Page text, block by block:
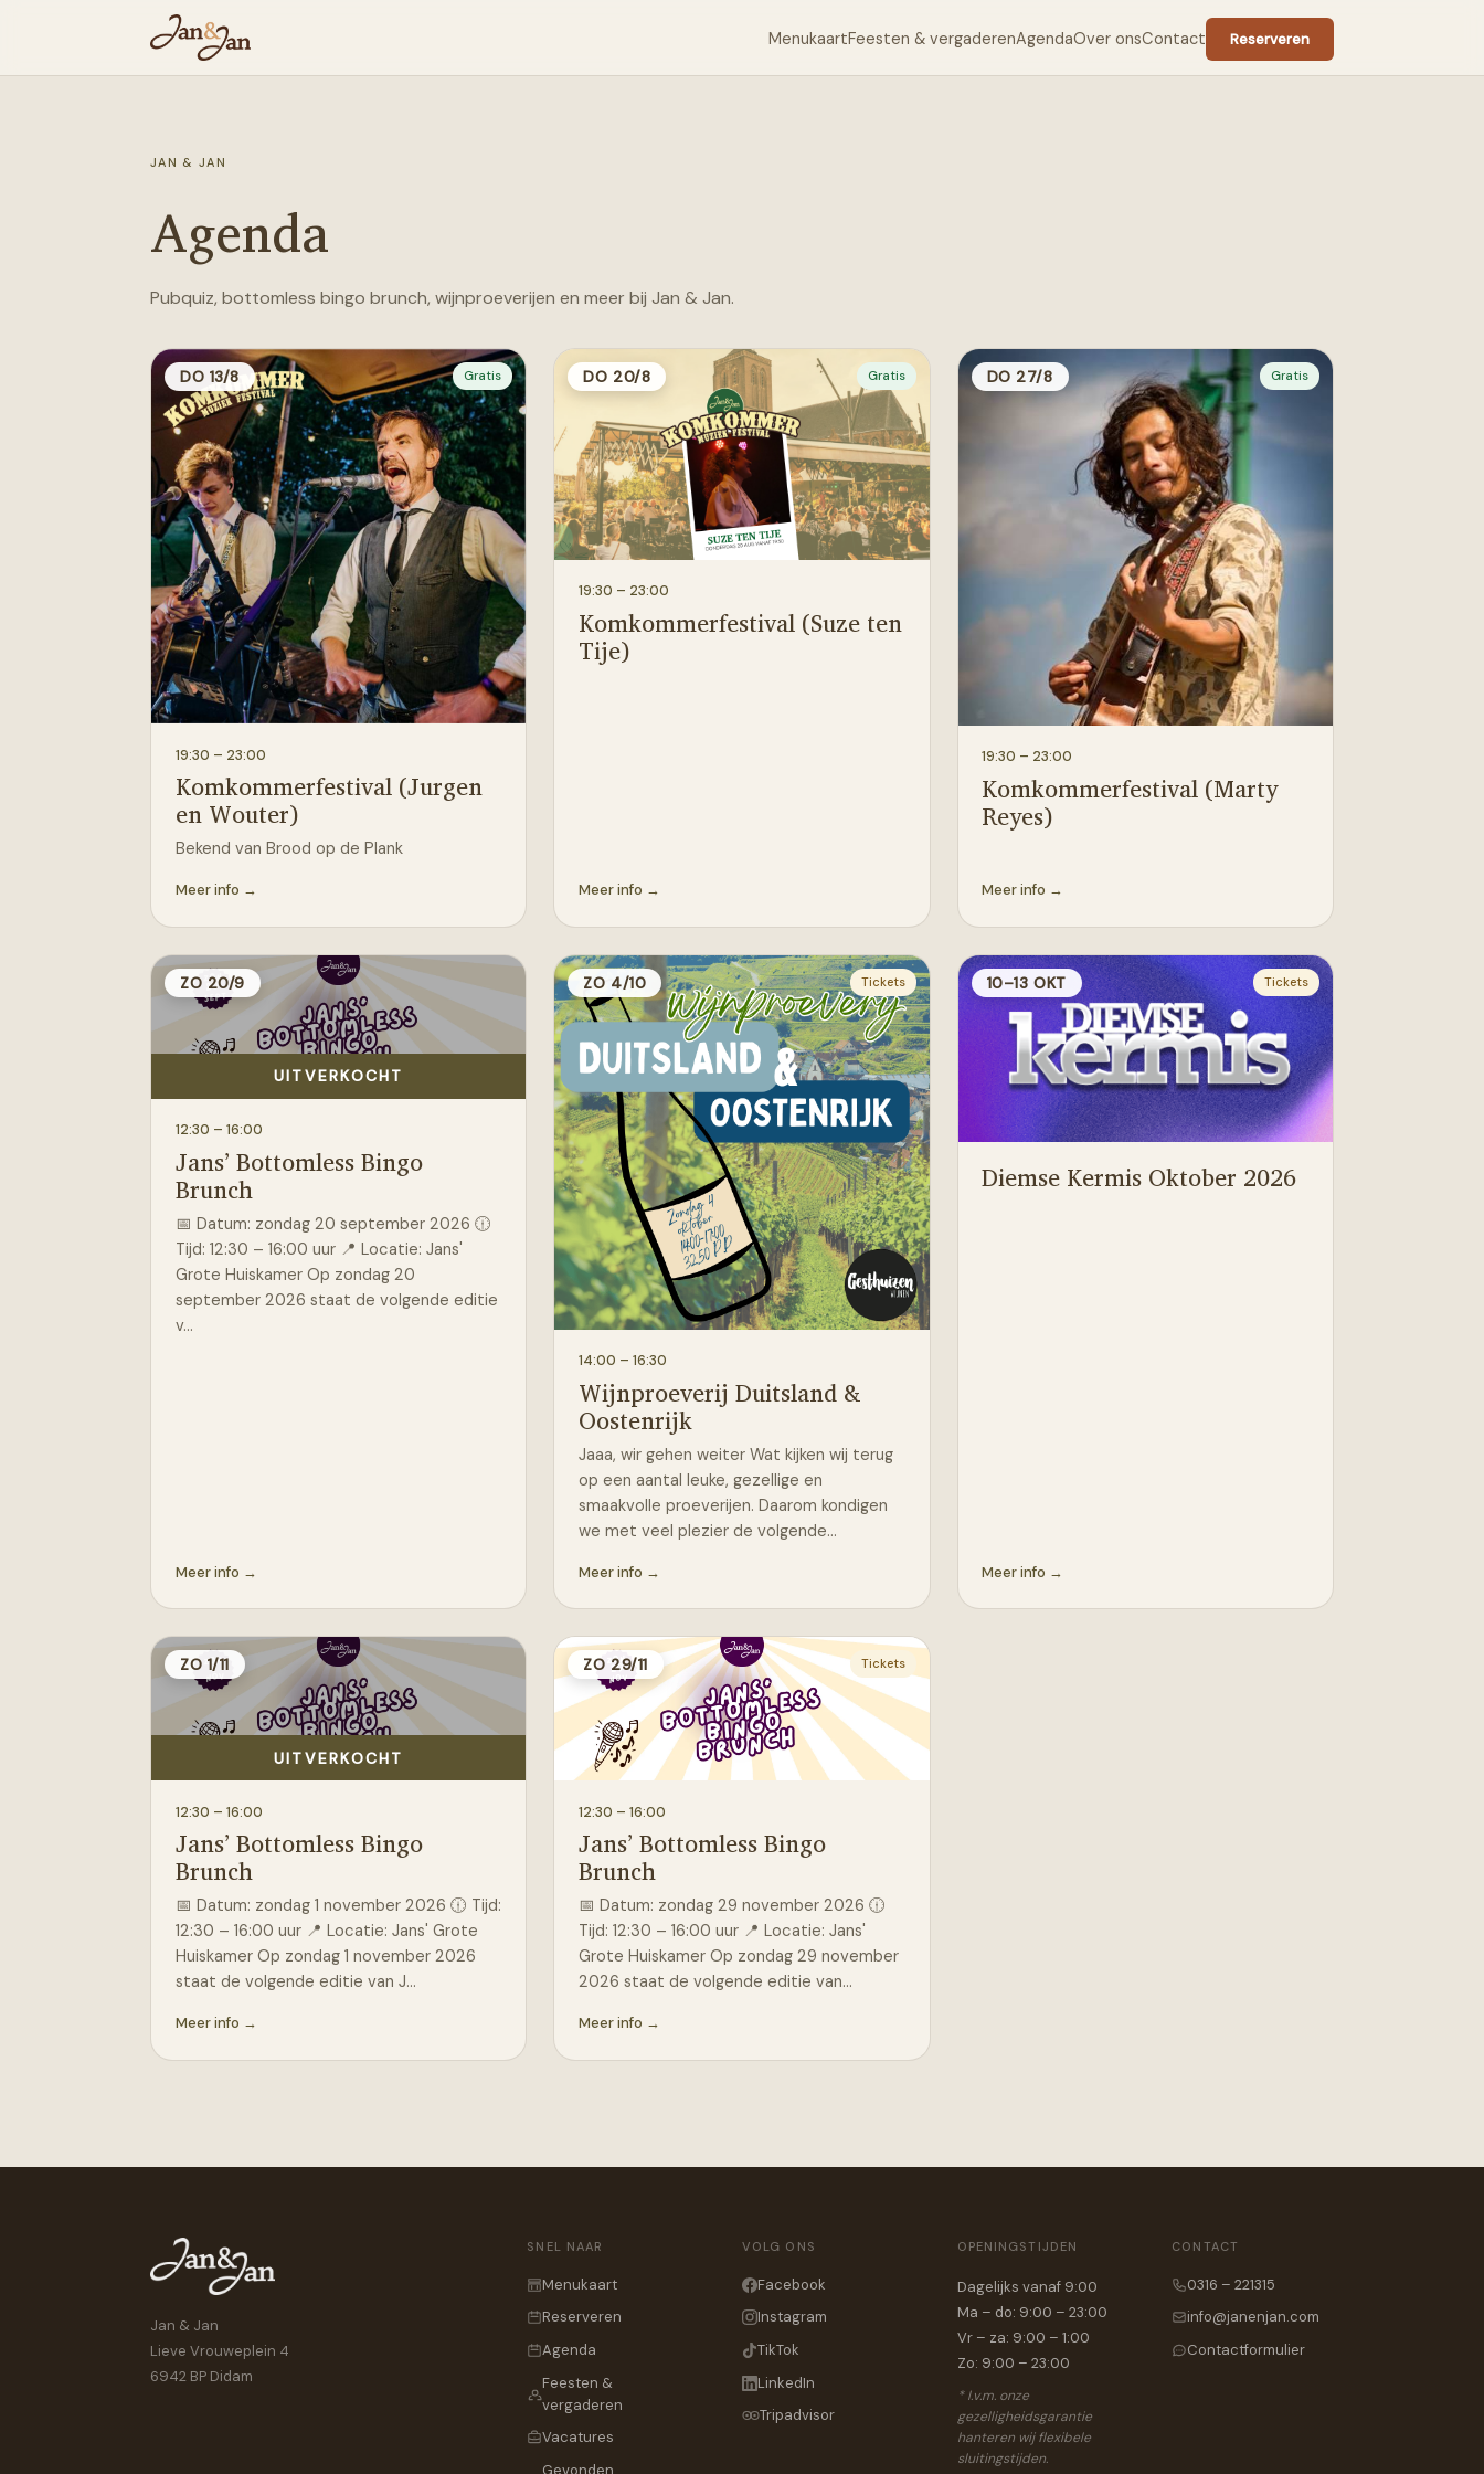
MenukaartFeesten & vergaderenAgendaOver onsContact Reserveren
JAN & JAN
Agenda
Pubquiz, bottomless bingo brunch, wijnproeverijen en meer bij Jan & Jan.
DO 13/8 Gratis
19:30 – 23:00
Komkommerfestival (Jurgen
en Wouter)
Bekend van Brood op de Plank
Meer info →
DO 20/8 Gratis
19:30 – 23:00
Komkommerfestival (Suze ten
Tije)
Meer info →
DO 27/8 Gratis
19:30 – 23:00
Komkommerfestival (Marty
Reyes)
Meer info →
ZO 20/9
UITVERKOCHT
12:30 – 16:00
Jans’ Bottomless Bingo
Brunch
📅 Datum: zondag 20 september 2026 🕧
Tijd: 12:30 – 16:00 uur 📍 Locatie: Jans'
Grote Huiskamer Op zondag 20
september 2026 staat de volgende editie
v…
Meer info →
ZO 4/10 Tickets
14:00 – 16:30
Wijnproeverij Duitsland &
Oostenrijk
Jaaa, wir gehen weiter Wat kijken wij terug
op een aantal leuke, gezellige en
smaakvolle proeverijen. Daarom kondigen
we met veel plezier de volgende…
Meer info →
10–13 OKT Tickets
Diemse Kermis Oktober 2026
Meer info →
ZO 1/11
UITVERKOCHT
12:30 – 16:00
Jans’ Bottomless Bingo
Brunch
📅 Datum: zondag 1 november 2026 🕧 Tijd:
12:30 – 16:00 uur 📍 Locatie: Jans' Grote
Huiskamer Op zondag 1 november 2026
staat de volgende editie van J…
Meer info →
ZO 29/11 Tickets
12:30 – 16:00
Jans’ Bottomless Bingo
Brunch
📅 Datum: zondag 29 november 2026 🕧
Tijd: 12:30 – 16:00 uur 📍 Locatie: Jans'
Grote Huiskamer Op zondag 29 november
2026 staat de volgende editie van…
Meer info →
Jan & Jan
Lieve Vrouweplein 4
6942 BP Didam
SNEL NAAR
Menukaart
Reserveren
Agenda
Feesten &
vergaderen
Vacatures
Gevonden
VOLG ONS
Facebook
Instagram
TikTok
LinkedIn
Tripadvisor
OPENINGSTIJDEN
Dagelijks vanaf 9:00
Ma – do: 9:00 – 23:00
Vr – za: 9:00 – 1:00
Zo: 9:00 – 23:00
* I.v.m. onze
gezelligheidsgarantie
hanteren wij flexibele
sluitingstijden.
CONTACT
0316 – 221315
info@janenjan.com
Contactformulier